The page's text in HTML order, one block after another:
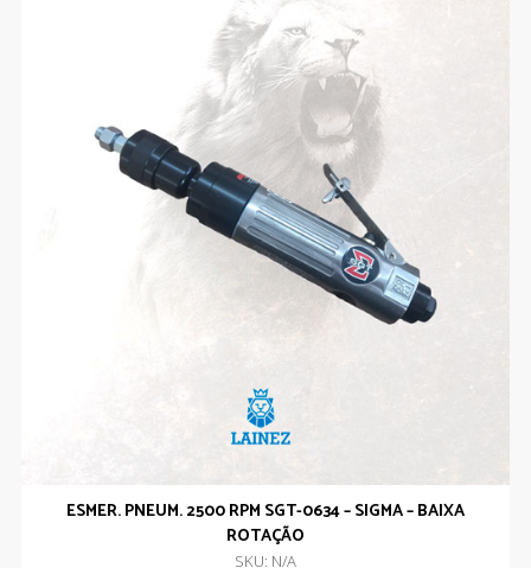
ESMER. PNEUM. 2500 RPM SGT-0634 – SIGMA – BAIXA
ROTAÇÃO
SKU: N/A